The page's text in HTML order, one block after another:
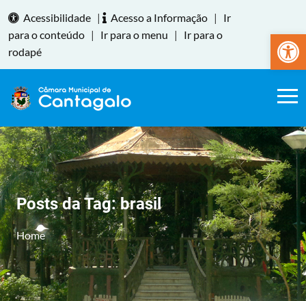
Abrir
Acessibilidade | Acesso a Informação |
Ir
para o conteúdo | Ir para o menu |
Ir para o
rodapé
Posts da Tag:brasil
Home